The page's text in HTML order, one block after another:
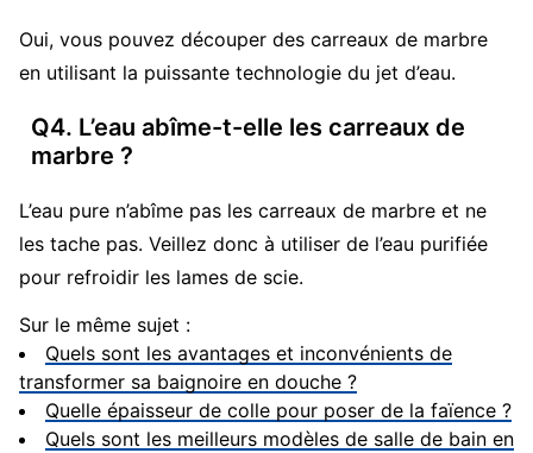
Oui, vous pouvez découper des carreaux de marbre
en utilisant la puissante technologie du jet d’eau.
Q4. L’eau abîme-t-elle les carreaux de
marbre ?
L’eau pure n’abîme pas les carreaux de marbre et ne
les tache pas. Veillez donc à utiliser de l’eau purifiée
pour refroidir les lames de scie.
Sur le même sujet :
Quels sont les avantages et inconvénients de
transformer sa baignoire en douche ?
Quelle épaisseur de colle pour poser de la faïence ?
Quels sont les meilleurs modèles de salle de bain en